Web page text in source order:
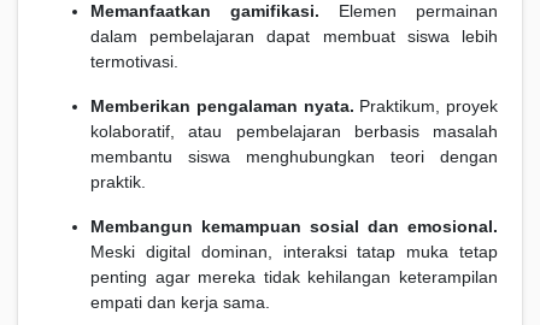
Memanfaatkan gamifikasi. Elemen permainan
dalam pembelajaran dapat membuat siswa lebih
termotivasi.
Memberikan pengalaman nyata. Praktikum, proyek
kolaboratif, atau pembelajaran berbasis masalah
membantu siswa menghubungkan teori dengan
praktik.
Membangun kemampuan sosial dan emosional.
Meski digital dominan, interaksi tatap muka tetap
penting agar mereka tidak kehilangan keterampilan
empati dan kerja sama.